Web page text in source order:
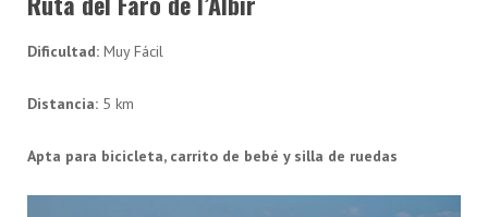
Dificultad: Muy Fácil
Distancia: 5 km
Apta para bicicleta, carrito de bebé y silla de ruedas